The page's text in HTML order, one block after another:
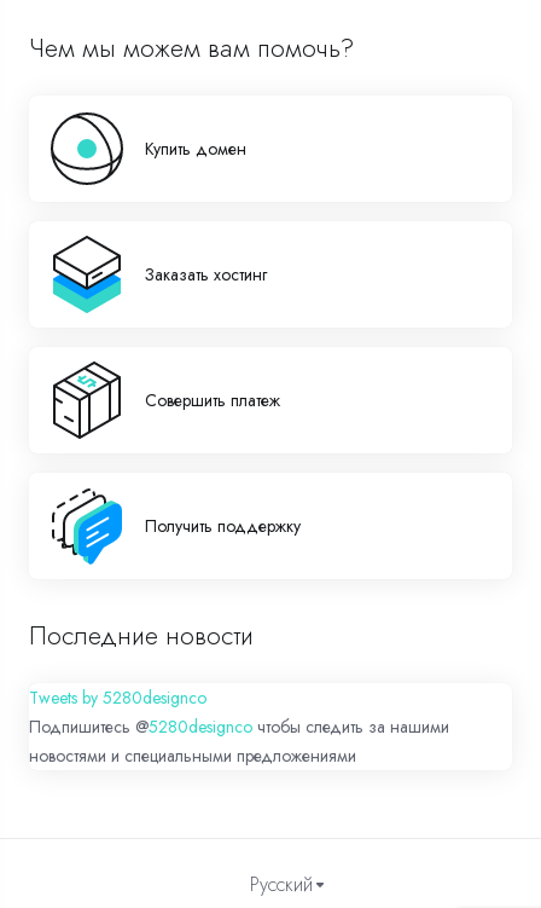
Чем мы можем вам помочь?
Купить домен
Заказать хостинг
Совершить платеж
Получить поддержку
Последние новости
Tweets by 5280designco
Подпишитесь @5280designco чтобы следить за нашими
новостями и специальными предложениями
Русский